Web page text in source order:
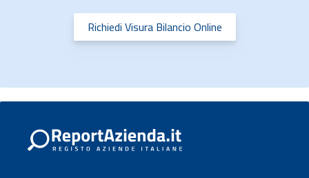
Richiedi Visura Bilancio Online